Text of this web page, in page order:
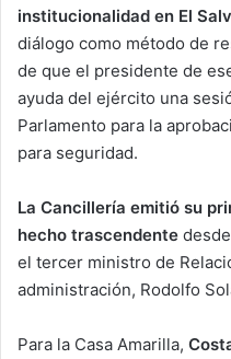
institucionalidad en El
diálogo como método de
de que el presidente de
ayuda del ejército una
Parlamento para la
para seguridad.
La Cancillería emitió su
hecho trascendente
el tercer ministro de
administración, Rodolfo
Para la Casa Amarilla,